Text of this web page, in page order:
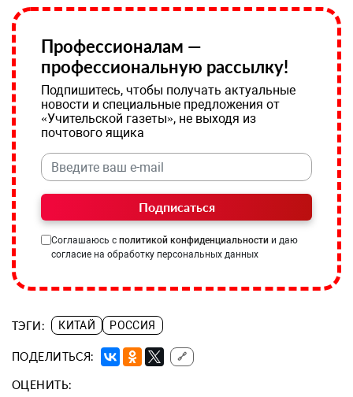
Профессионалам —
профессиональную рассылку!
Подпишитесь, чтобы получать актуальные
новости и специальные предложения от
«Учительской газеты», не выходя из
почтового ящика
Подписаться
Соглашаюсь с политикой конфиденциальности и даю
согласие на обработку персональных данных
ТЭГИ: КИТАЙ РОССИЯ
ПОДЕЛИТЬСЯ: 🔗
ОЦЕНИТЬ: